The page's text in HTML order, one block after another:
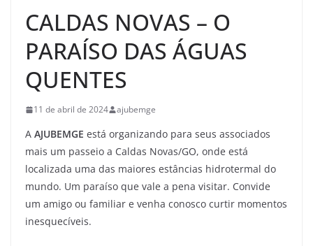
CALDAS NOVAS – O
PARAÍSO DAS ÁGUAS
QUENTES
11 de abril de 2024 ajubemge
A AJUBEMGE está organizando para seus associados
mais um passeio a Caldas Novas/GO, onde está
localizada uma das maiores estâncias hidrotermal do
mundo. Um paraíso que vale a pena visitar. Convide
um amigo ou familiar e venha conosco curtir momentos
inesquecíveis.